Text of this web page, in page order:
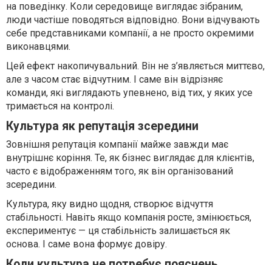
на поведінку. Коли середовище виглядає зібраним,
люди частіше поводяться відповідно. Вони відчувають
себе представниками компанії, а не просто окремими
виконавцями.
Цей ефект накопичувальний. Він не з’являється миттєво,
але з часом стає відчутним. І саме він відрізняє
команди, які виглядають упевнено, від тих, у яких усе
тримається на контролі.
Культура як репутація зсередини
Зовнішня репутація компанії майже завжди має
внутрішнє коріння. Те, як бізнес виглядає для клієнтів,
часто є відображенням того, як він організований
зсередини.
Культура, яку видно щодня, створює відчуття
стабільності. Навіть якщо компанія росте, змінюється,
експериментує — ця стабільність залишається як
основа. І саме вона формує довіру.